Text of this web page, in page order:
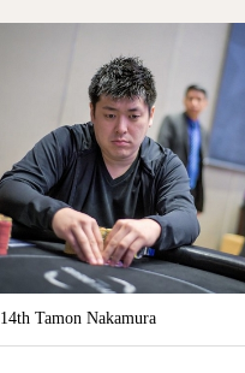
14th Tamon Nakamura